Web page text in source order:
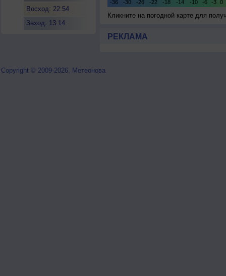
Восход: 22:54
Заход: 13:14
Кликните на погодной карте для
РЕКЛАМА
Copyright © 2009-2026, Метеонова